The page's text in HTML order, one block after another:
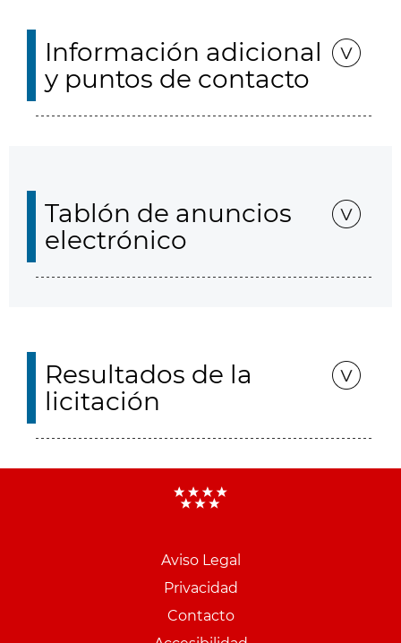
Información adicional
y puntos de contacto
Tablón de anuncios
electrónico
Resultados de la
licitación
Aviso Legal
Privacidad
Contacto